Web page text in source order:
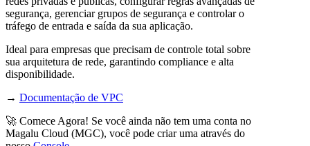
segurança, gerenciar grupos de segurança e controlar o
tráfego de entrada e saída da sua aplicação.
Ideal para empresas que precisam de controle total sobre
sua arquitetura de rede, garantindo compliance e alta
disponibilidade.
→ Documentação de VPC
🚀 Comece Agora! Se você ainda não tem uma conta no
Magalu Cloud (MGC), você pode criar uma através do